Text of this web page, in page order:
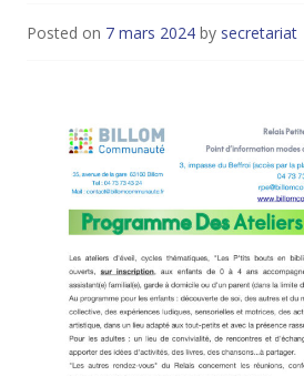
Posted on 7 mars 2024 by secretariat